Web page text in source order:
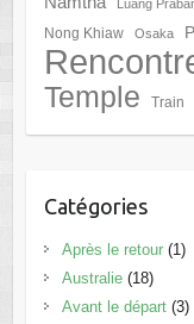
Luang
Nong Khiaw Osaka
Temple Train
Catégories
Après le retour(1)
Australie(18)
Avant le départ(3)